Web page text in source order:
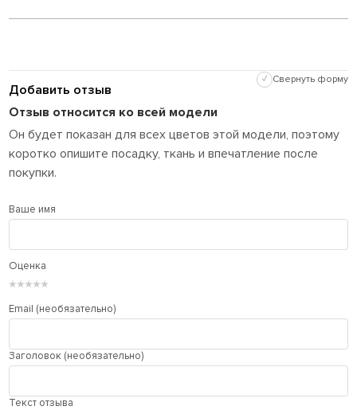
Добавить отзыв
✓ Свернуть форму
Отзыв относится ко всей модели
Он будет показан для всех цветов этой модели, поэтому
коротко опишите посадку, ткань и впечатление после
покупки.
Ваше имя
Оценка
★
★
★
★
★
Email (необязательно)
Заголовок (необязательно)
Текст отзыва